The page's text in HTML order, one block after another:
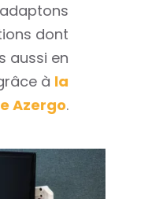
nous adaptons
dont
mais aussi en
grâce à
Azergo